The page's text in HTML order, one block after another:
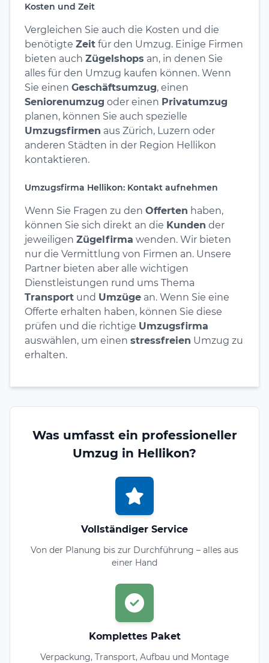
Kosten und Zeit
Vergleichen Sie auch die Kosten und die
benötigte Zeit für den Umzug. Einige Firmen
bieten auch Zügelshops an, in denen Sie
alles für den Umzug kaufen können. Wenn
Sie einen Geschäftsumzug, einen
Seniorenumzug oder einen Privatumzug
planen, können Sie auch spezielle
Umzugsfirmen aus Zürich, Luzern oder
anderen Städten in der Region Hellikon
kontaktieren.
Umzugsfirma Hellikon: Kontakt aufnehmen
Wenn Sie Fragen zu den Offerten haben,
können Sie sich direkt an die Kunden der
jeweiligen Zügelfirma wenden. Wir bieten
nur die Vermittlung von Firmen an. Unsere
Partner bieten aber alle wichtigen
Dienstleistungen rund ums Thema
Transport und Umzüge an. Wenn Sie eine
Offerte erhalten haben, können Sie diese
prüfen und die richtige Umzugsfirma
auswählen, um einen stressfreien Umzug zu
erhalten.
Was umfasst ein professioneller
Umzug in Hellikon?
Vollständiger Service
Von der Planung bis zur Durchführung – alles aus
einer Hand
Komplettes Paket
Verpackung, Transport, Aufbau und Montage